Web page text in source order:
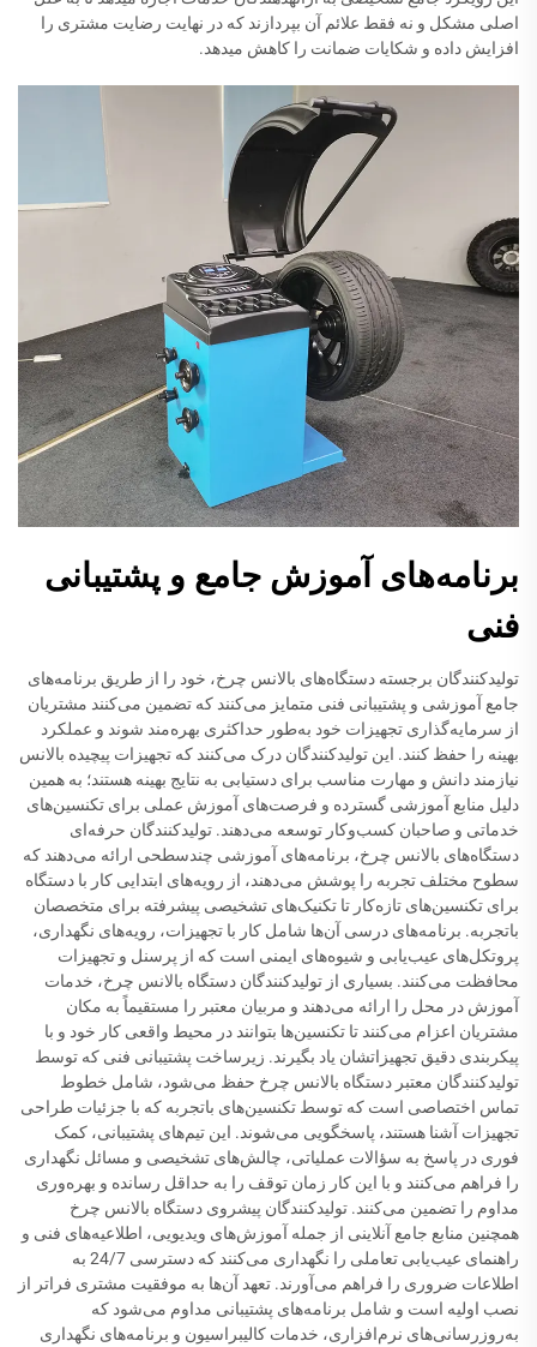
اصلی مشکل و نه فقط علائم آن بپردازند که در نهایت رضایت مشتری را
افزایش داده و شکایات ضمانت را کاهش میدهد.
برنامه‌های آموزش جامع و پشتیبانی
فنی
تولیدکنندگان برجسته دستگاه‌های بالانس چرخ، خود را از طریق برنامه‌های
جامع آموزشی و پشتیبانی فنی متمایز می‌کنند که تضمین می‌کنند مشتریان
از سرمایه‌گذاری تجهیزات خود به‌طور حداکثری بهره‌مند شوند و عملکرد
بهینه را حفظ کنند. این تولیدکنندگان درک می‌کنند که تجهیزات پیچیده بالانس
نیازمند دانش و مهارت مناسب برای دستیابی به نتایج بهینه هستند؛ به همین
دلیل منابع آموزشی گسترده و فرصت‌های آموزش عملی برای تکنسین‌های
خدماتی و صاحبان کسب‌وکار توسعه می‌دهند. تولیدکنندگان حرفه‌ای
دستگاه‌های بالانس چرخ، برنامه‌های آموزشی چندسطحی ارائه می‌دهند که
سطوح مختلف تجربه را پوشش می‌دهند، از رویه‌های ابتدایی کار با دستگاه
برای تکنسین‌های تازه‌کار تا تکنیک‌های تشخیصی پیشرفته برای متخصصان
باتجربه. برنامه‌های درسی آن‌ها شامل کار با تجهیزات، رویه‌های نگهداری،
پروتکل‌های عیب‌یابی و شیوه‌های ایمنی است که از پرسنل و تجهیزات
محافظت می‌کنند. بسیاری از تولیدکنندگان دستگاه بالانس چرخ، خدمات
آموزش در محل را ارائه می‌دهند و مربیان معتبر را مستقیماً به مکان
مشتریان اعزام می‌کنند تا تکنسین‌ها بتوانند در محیط واقعی کار خود و با
پیکربندی دقیق تجهیزاتشان یاد بگیرند. زیرساخت پشتیبانی فنی که توسط
تولیدکنندگان معتبر دستگاه بالانس چرخ حفظ می‌شود، شامل خطوط
تماس اختصاصی است که توسط تکنسین‌های باتجربه که با جزئیات طراحی
تجهیزات آشنا هستند، پاسخگویی می‌شوند. این تیم‌های پشتیبانی، کمک
فوری در پاسخ به سؤالات عملیاتی، چالش‌های تشخیصی و مسائل نگهداری
را فراهم می‌کنند و با این کار زمان توقف را به حداقل رسانده و بهره‌وری
مداوم را تضمین می‌کنند. تولیدکنندگان پیشروی دستگاه بالانس چرخ
همچنین منابع جامع آنلاینی از جمله آموزش‌های ویدیویی، اطلاعیه‌های فنی و
راهنمای عیب‌یابی تعاملی را نگهداری می‌کنند که دسترسی 24/7 به
اطلاعات ضروری را فراهم می‌آورند. تعهد آن‌ها به موفقیت مشتری فراتر از
نصب اولیه است و شامل برنامه‌های پشتیبانی مداوم می‌شود که
به‌روزرسانی‌های نرم‌افزاری، خدمات کالیبراسیون و برنامه‌های نگهداری